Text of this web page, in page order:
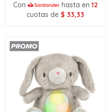
Con hasta en 12
cuotas de $ 33,33